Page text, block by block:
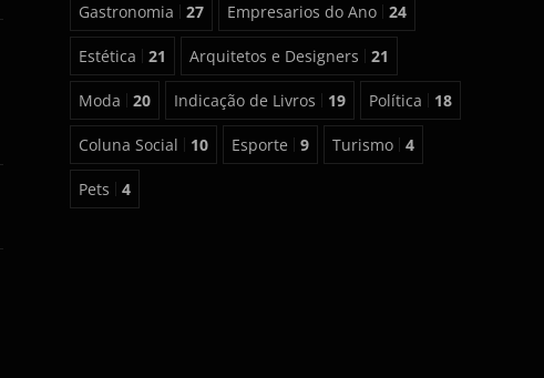
Gastronomia 27 Empresarios do Ano 24
Estética 21 Arquitetos e Designers 21
Moda 20 Indicação de Livros 19 Política 18
Coluna Social 10 Esporte 9 Turismo 4
Pets 4